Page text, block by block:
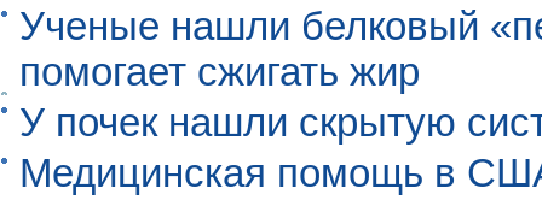
Ученые нашли белковый
помогает сжигать жир
У почек нашли скрытую
Медицинская помощь в